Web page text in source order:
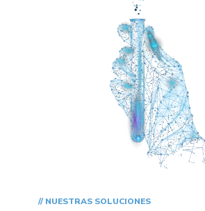
// NUESTRAS SOLUCIONES